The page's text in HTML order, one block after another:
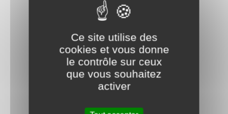
Ce site utilise des
cookies et vous donne
le contrôle sur ceux
que vous souhaitez
activer